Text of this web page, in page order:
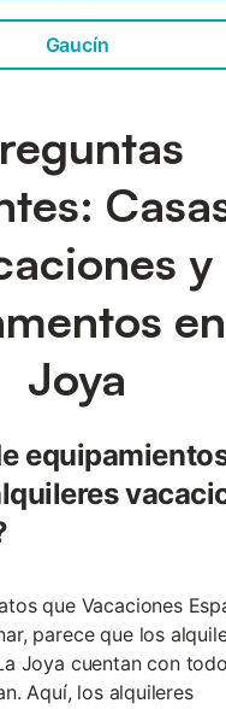
Gaucín
y
Joya
que Vacaciones
parece que los
Joya cuentan con
Aquí, los alquileres